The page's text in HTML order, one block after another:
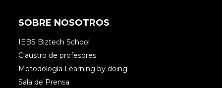
SOBRE NOSOTROS
IEBS Biztech School
Claustro de profesores
Metodología Learning by doing
Sala de Prensa